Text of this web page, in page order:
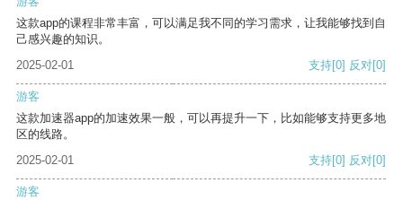
这款app的课程非常丰富，可以满足我不同的学习需求，让我能够找到自
己感兴趣的知识。
2025-02-01
支持[0] 反对[0]
游客
这款加速器app的加速效果一般，可以再提升一下，比如能够支持更多地
区的线路。
2025-02-01
支持[0] 反对[0]
游客